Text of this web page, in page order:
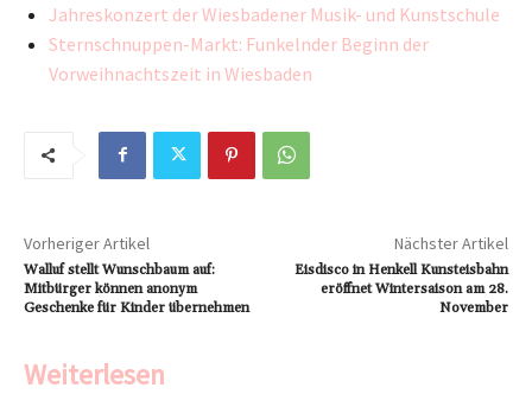
Jahreskonzert der Wiesbadener Musik- und Kunstschule
Sternschnuppen-Markt: Funkelnder Beginn der
Vorweihnachtszeit in Wiesbaden
Vorheriger Artikel
Walluf stellt Wunschbaum auf:
Mitbürger können anonym
Geschenke für Kinder übernehmen
Nächster Artikel
Eisdisco in Henkell Kunsteisbahn
eröffnet Wintersaison am 28.
November
Weiterlesen